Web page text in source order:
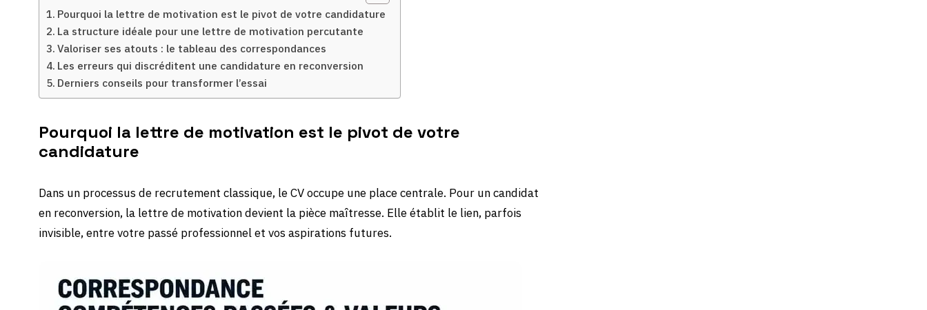
Pourquoi la lettre de motivation est le pivot de votre candidature
La structure idéale pour une lettre de motivation percutante
Valoriser ses atouts : le tableau des correspondances
Les erreurs qui discréditent une candidature en reconversion
Derniers conseils pour transformer l’essai
Pourquoi la lettre de motivation est le pivot de votre
candidature
Dans un processus de recrutement classique, le CV occupe une place centrale. Pour un candidat
en reconversion, la lettre de motivation devient la pièce maîtresse. Elle établit le lien, parfois
invisible, entre votre passé professionnel et vos aspirations futures.